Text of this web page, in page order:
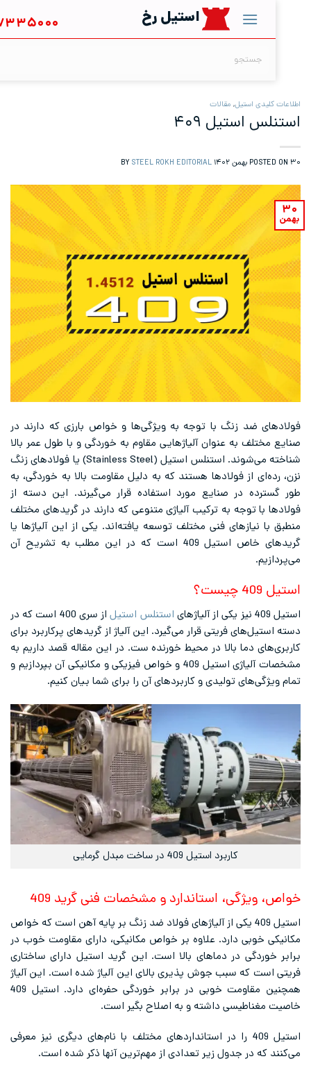
استیل رخ ۰۲۱۶۷۳۳۵۰۰۰
کلیدی استیل,مقالات
استیل ۴۰۹
STEEL ROKH EDITORIAL
ضد زنگ با توجه به ویژگی‌ها و خواص بارزی که دارند در
به عنوان آلیاژهایی مقاوم به خوردگی و با طول عمر بالا
شناخته می‌شوند. استنلس استیل (Stainless Steel) یا فولادهای زنگ
از فولادها هستند که به دلیل مقاومت بالا به خوردگی، به
در صنایع مورد استفاده قرار می‌گیرند. این دسته از
با توجه به ترکیب آلیاژی متنوعی که دارند در گریدهای مختلف
نیازهای فنی مختلف توسعه یافته‌اند. یکی از این آلیاژها یا
گریدهای خاص استیل 409 است که در این مطلب به تشریح آن
استنلس استیل
از سری 400 است که در
فریتی قرار می‌گیرد. این آلیاژ از گریدهای پرکاربرد برای
دما بالا در محیط خورنده ست. در این مقاله قصد داریم به
مشخصات آلیاژی استیل 409 و خواص فیزیکی و مکانیکی آن بپردازیم و
تولیدی و کاربردهای آن را برای شما بیان کنیم.
کاربرد استیل 409 در ساخت مبدل گرمایی
ویژگی، استاندارد و مشخصات فنی گرید 409
استیل 409 یکی از آلیاژهای فولاد ضد زنگ بر پایه آهن است که خواص
خوبی دارد. علاوه بر خواص مکانیکی، دارای مقاومت خوب در
خوردگی در دماهای بالا است. این گرید استیل دارای ساختاری
است که سبب جوش پذیری بالای این آلیاژ شده است. این آلیاژ
همچنین مقاومت خوبی در برابر خوردگی حفره‌ای دارد. استیل 409
مغناطیسی داشته و به اصلاح بگیر است.
استیل 409 را در استانداردهای مختلف با نام‌های دیگری نیز معرفی
که در جدول زیر تعدادی از مهم‌ترین آنها ذکر شده است.